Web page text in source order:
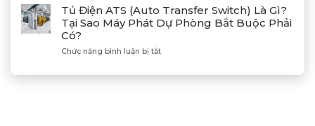
Mitsubishi
Heavy
Industries
Khẳng
Vị
Phát
Bị
Dầu
Xác
Đồng
Bộ
Máy
Điện
Tủ Điện ATS (Auto Transfer Switch) Là Gì?
Tại Sao Máy Phát Dự Phòng Bắt Buộc Phải
Có?
Chức năng bình luận bị tắtở
Điện